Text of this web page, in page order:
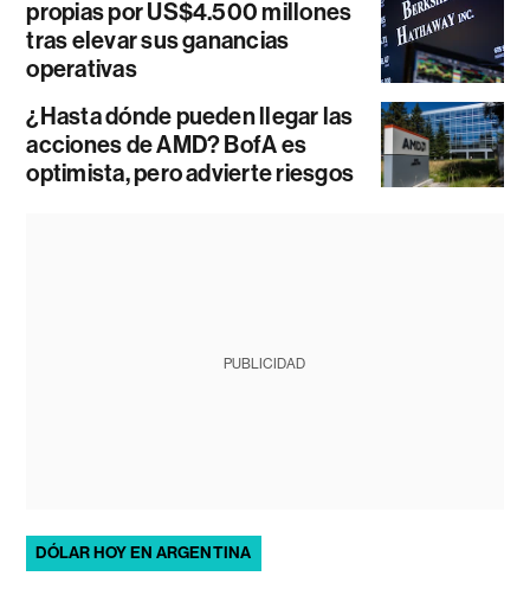
propias por US$4.500 millones
tras elevar sus ganancias
operativas
¿Hasta dónde pueden llegar las
acciones de AMD? BofA es
optimista, pero advierte riesgos
PUBLICIDAD
DÓLAR HOY EN ARGENTINA